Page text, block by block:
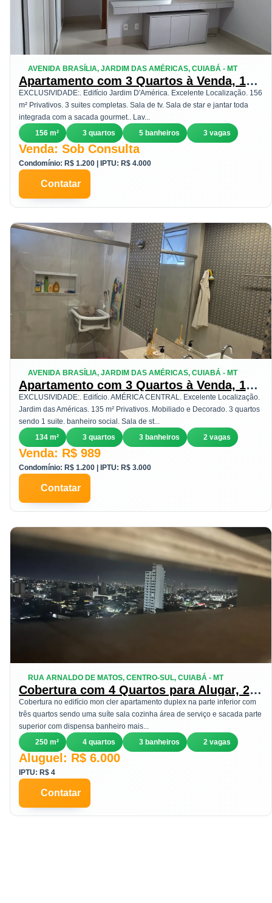
AVENIDA BRASÍLIA, JARDIM DAS AMÉRICAS, CUIABÁ - MT
Apartamento com 3 Quartos à Venda, 156
m² em Jardim das Américas - Cuiabá
EXCLUSIVIDADE:. Edifício Jardim D'América. Excelente Localização. 156
m² Privativos. 3 suites completas. Sala de tv. Sala de star e jantar toda
integrada com a sacada gourmet.. Lav...
156 m²
3 quartos 5 banheiros 3 vagas
Venda: Sob Consulta
Condomínio: R$ 1.200 | IPTU: R$ 4.000
Contatar
AVENIDA BRASÍLIA, JARDIM DAS AMÉRICAS, CUIABÁ - MT
Apartamento com 3 Quartos à Venda, 134
m² em Jardim das Américas - Cuiabá
EXCLUSIVIDADE:. Edifício. AMÉRICA CENTRAL. Excelente Localização.
Jardim das Américas. 135 m² Privativos. Mobiliado e Decorado. 3 quartos
sendo 1 suite. banheiro social. Sala de st...
134 m²
3 quartos 3 banheiros 2 vagas
Venda: R$ 989
Condomínio: R$ 1.200 | IPTU: R$ 3.000
Contatar
RUA ARNALDO DE MATOS, CENTRO-SUL, CUIABÁ - MT
Cobertura com 4 Quartos para Alugar, 250
m² em Centro-Sul - Cuiabá
Cobertura no edifício mon cler apartamento duplex na parte inferior com
três quartos sendo uma suíte sala cozinha área de serviço e sacada parte
superior com dispensa banheiro mais...
250 m²
4 quartos 3 banheiros 2 vagas
Aluguel: R$ 6.000
IPTU: R$ 4
Contatar